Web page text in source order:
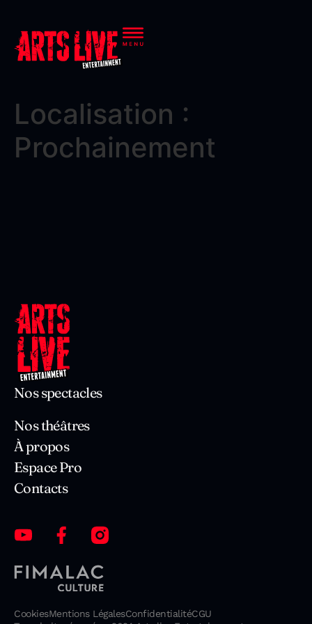
Localisation :
Prochainement
Nos spectacles
Nos théâtres
À propos
Espace Pro
Contacts
CookiesMentions LégalesConfidentialitéCGU